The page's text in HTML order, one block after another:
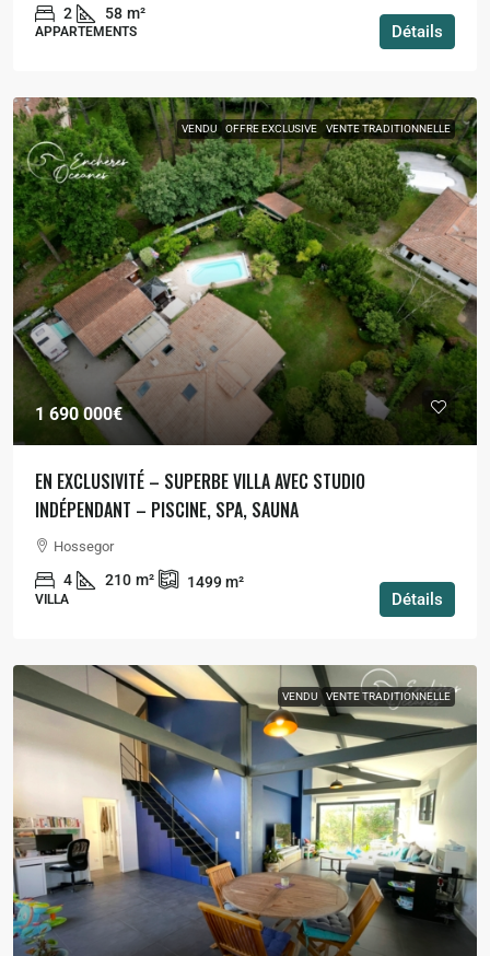
2 58 m²
APPARTEMENTS Détails
VENDU OFFRE EXCLUSIVE VENTE TRADITIONNELLE
1 690 000€
EN EXCLUSIVITÉ – SUPERBE VILLA AVEC STUDIO
INDÉPENDANT – PISCINE, SPA, SAUNA
Hossegor
4 210 m² 1499m²
VILLA Détails
VENDU VENTE TRADITIONNELLE